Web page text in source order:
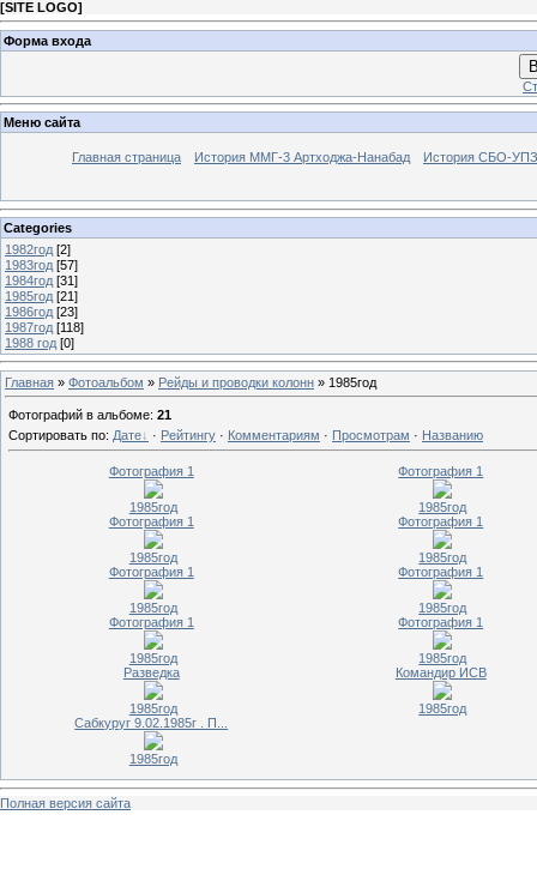
[SITE LOGO]
Форма входа
Меню сайта
Главная страница История ММГ-3 Артходжа-Нанабад История СБО-УПЗ
Categories
1982год [2]
1983год [57]
1984год [31]
1985год [21]
1986год [23]
1987год [118]
1988 год [0]
Главная » Фотоальбом » Рейды и проводки колонн » 1985год
Фотографий в альбоме: 21
Сортировать по: Дате · Рейтингу · Комментариям · Просмотрам · Названию
Фотография 1
1985год
Фотография 1
1985год
Фотография 1
1985год
Фотография 1
1985год
Фотография 1
1985год
Фотография 1
1985год
Фотография 1
1985год
Фотография 1
1985год
Разведка
1985год
Командир ИСВ
1985год
Сабкуруг 9.02.1985г . П...
1985год
Полная версия сайта